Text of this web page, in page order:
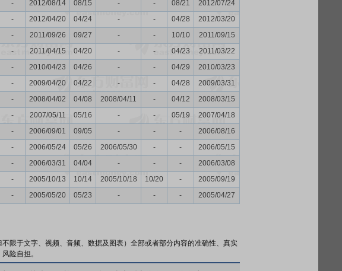
- 2012/08/14 08/15 - - 08/21
2012/07/24
- 2012/04/20 04/24 - - 04/28
2012/03/20
- 2011/09/26 09/27 - - 10/10
2011/09/15
- 2011/04/15 04/20 - - 04/23
2011/03/22
- 2010/04/23 04/26 - - 04/29
2010/03/23
- 2009/04/20 04/22 - - 04/28
2009/03/31
- 2008/04/02 04/08 2008/04/11 - 04/12
2008/03/15
- 2007/05/11 05/16 - - 05/19
2007/04/18
- 2006/09/01 09/05 - - -
2006/08/16
- 2006/05/24 05/26 2006/05/30 - -
2006/05/15
- 2006/03/31 04/04 - - -
2006/03/08
- 2005/10/13 10/14 2005/10/18 10/20 -
2005/09/19
- 2005/05/20 05/23 - - - 2005/04/27
限于文字、视频、音频、数据及图表）全部或者部分内容的准确性、真实
险自担。